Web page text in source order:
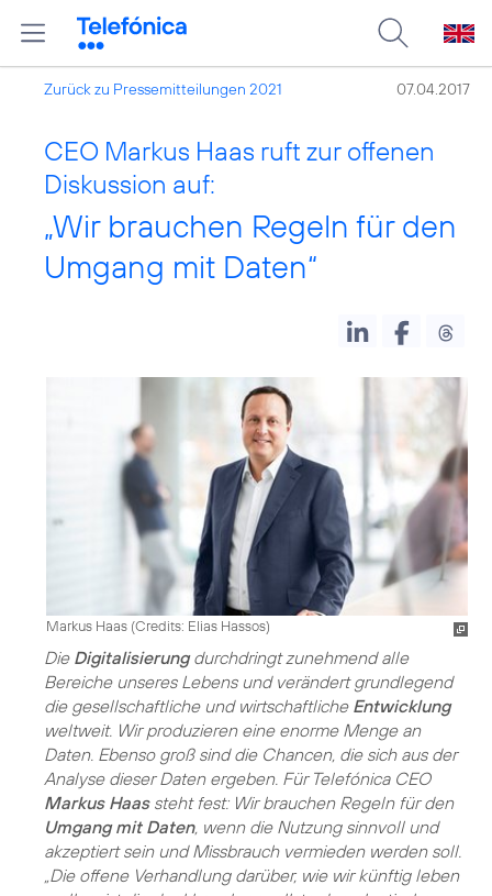
Zurück zu Pressemitteilungen 2021 07.04.2017
CEO Markus Haas ruft zur offenen
Diskussion auf:
„Wir brauchen Regeln für den
Umgang mit Daten“
Markus Haas (Credits: Elias Hassos)
Die Digitalisierungdurchdringt zunehmend alle
Bereiche unseres Lebens und verändert grundlegend
die gesellschaftliche und wirtschaftliche Entwicklung
weltweit. Wir produzieren eine enorme Menge an
Daten. Ebenso groß sind die Chancen, die sich aus der
Analyse dieser Daten ergeben. Für Telefónica CEO
Markus Haassteht fest: Wir brauchen Regeln für den
Umgang mit Daten, wenn die Nutzung sinnvoll und
akzeptiert sein und Missbrauch vermieden werden soll.
„Die offene Verhandlung darüber, wie wir künftig leben